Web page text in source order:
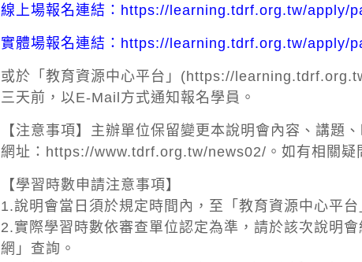
線上場報名連結： https://learning.tdrf.org.tw/apply/
實體場報名連結： https://learning.tdrf.org.tw/apply/
或於「教育資源中心平台」(https://
三天前，以E-Mail方式通知報名學員。
【注意事項】主辦單位保留變更本說明會內容、講題
網址：https://www.tdrf.org.tw/news02/。如有相關
【學習時數申請注意事項】
1.說明會當日須於規定時間內，至「教育資源中心平
2.實際學習時數依審查單位認定為準，請於該次說明
網」查詢。